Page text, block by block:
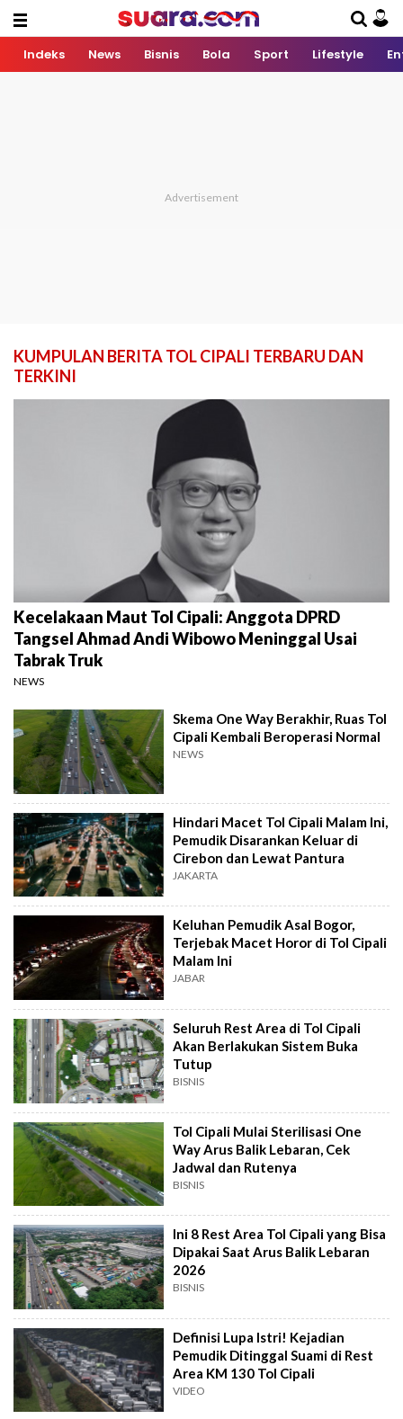
Indeks News Bisnis Bola Sport Lifestyle
KUMPULAN BERITA TOL CIPALI TERBARU DAN
TERKINI
Kecelakaan Maut Tol Cipali: Anggota DPRD
Tangsel Ahmad Andi Wibowo Meninggal Usai
Tabrak Truk
NEWS
Skema One Way Berakhir, Ruas Tol
Cipali Kembali Beroperasi Normal
NEWS
Hindari Macet Tol Cipali Malam Ini,
Pemudik Disarankan Keluar di
Cirebon dan Lewat Pantura
JAKARTA
Keluhan Pemudik Asal Bogor,
Terjebak Macet Horor di Tol Cipali
Malam Ini
JABAR
Seluruh Rest Area di Tol Cipali
Akan Berlakukan Sistem Buka
Tutup
BISNIS
Tol Cipali Mulai Sterilisasi One
Way Arus Balik Lebaran, Cek
Jadwal dan Rutenya
BISNIS
Ini 8 Rest Area Tol Cipali yang Bisa
Dipakai Saat Arus Balik Lebaran
2026
BISNIS
Definisi Lupa Istri! Kejadian
Pemudik Ditinggal Suami di Rest
Area KM 130 Tol Cipali
VIDEO